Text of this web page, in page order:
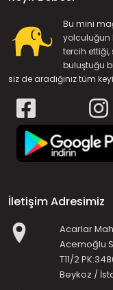
Bu mini
yolculuğun
tercih ettiği,
buluştuğu
siz de aradığınız tüm
İletişim Adresimiz
Acarlar
Acemoğlu
T11/2
Beykoz /